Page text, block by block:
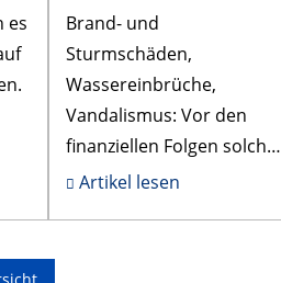
es
Brand- und
Sturmschäden,
Wassereinbrüche,
Vandalismus: Vor den
finanziellen Folgen solcher
und anderer Ereignisse
Artikel lesen